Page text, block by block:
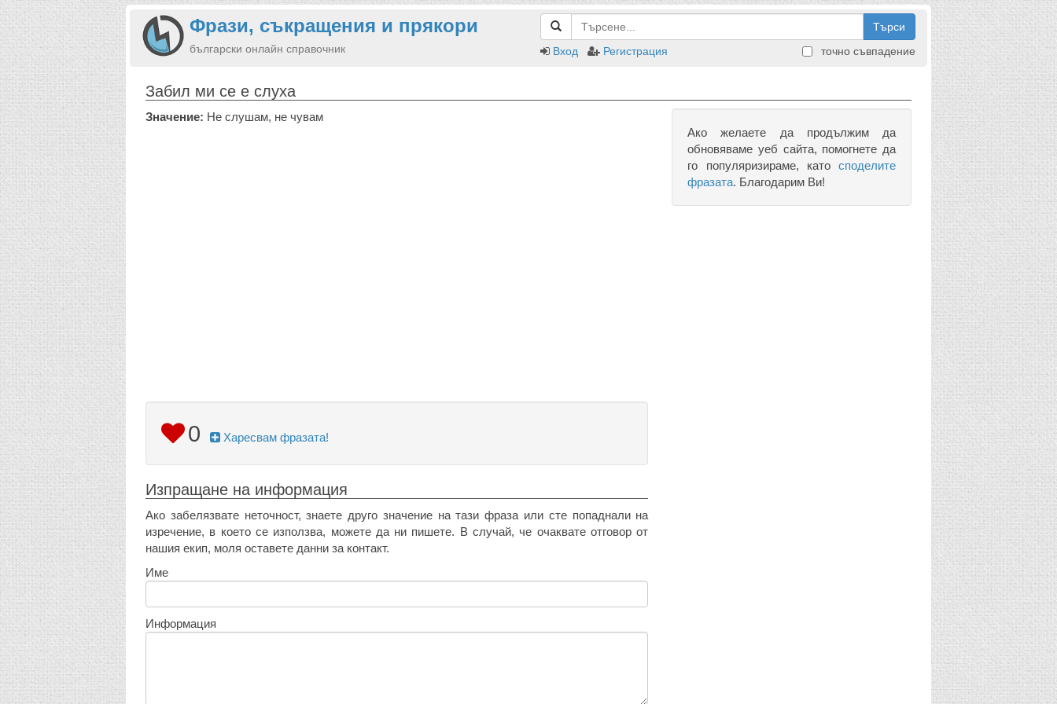
Фрази, съкращения и прякори
български онлайн справочник
Търси
Вход
Регистрация точно съвпадение
Забил ми се е слуха
Значение: Не слушам, не чувам
0 Харесвам фразата!
Изпращане на информация
Ако забелязвате неточност, знаете друго значение на тази фраза или сте попаднали на
изречение, в което се използва, можете да ни пишете. В случай, че очаквате отговор от
нашия екип, моля оставете данни за контакт.
Име
Информация
Ако желаете да продължим да
обновяваме уеб сайта, помогнете да
го популяризираме, като споделите
фразата. Благодарим Ви!